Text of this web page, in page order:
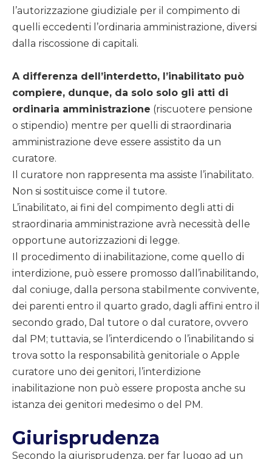
l’autorizzazione giudiziale per il compimento di
quelli eccedenti l’ordinaria amministrazione, diversi
dalla riscossione di capitali.
A differenza dell’interdetto, l’inabilitato può
compiere, dunque, da solo solo gli atti di
ordinaria amministrazione (riscuotere pensione
o stipendio) mentre per quelli di straordinaria
amministrazione deve essere assistito da un
curatore.
Il curatore non rappresenta ma assiste l’inabilitato.
Non si sostituisce come il tutore.
L’inabilitato, ai fini del compimento degli atti di
straordinaria amministrazione avrà necessità delle
opportune autorizzazioni di legge.
Il procedimento di inabilitazione, come quello di
interdizione, può essere promosso dall’inabilitando,
dal coniuge, dalla persona stabilmente convivente,
dei parenti entro il quarto grado, dagli affini entro il
secondo grado, Dal tutore o dal curatore, ovvero
dal PM; tuttavia, se l’interdicendo o l’inabilitando si
trova sotto la responsabilità genitoriale o Apple
curatore uno dei genitori, l’interdizione
inabilitazione non può essere proposta anche su
istanza dei genitori medesimo o del PM.
Giurisprudenza
Secondo la giurisprudenza, per far luogo ad un